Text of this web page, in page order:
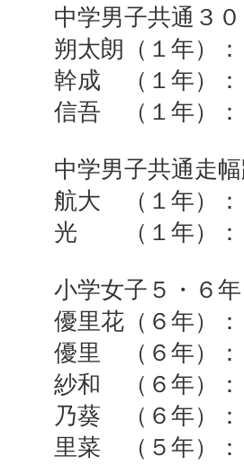
中学男子共通３
朔太朗（１年）
幹成 （１年）：
信吾 （１年）：
中学男子共通走
航大 （１年）：
光 （１年）：
小学女子５・６
優里花（６年）
優里 （６年）：
紗和 （６年）：
乃葵 （６年）：
里菜 （５年）：